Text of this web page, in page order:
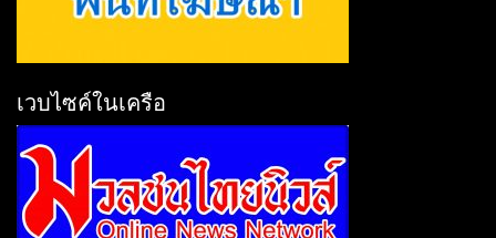
เวบไซค์ในเครือ